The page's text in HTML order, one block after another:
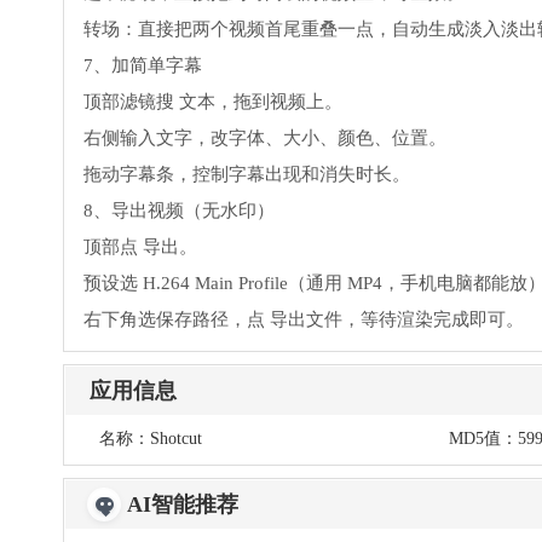
转场：直接把两个视频首尾重叠一点，自动生成淡入淡出
7、加简单字幕
顶部滤镜搜 文本，拖到视频上。
右侧输入文字，改字体、大小、颜色、位置。
拖动字幕条，控制字幕出现和消失时长。
8、导出视频（无水印）
顶部点 导出。
预设选 H.264 Main Profile（通用 MP4，手机电脑都能放）
右下角选保存路径，点 导出文件，等待渲染完成即可。
应用信息
名称： Shotcut MD5值：
AI智能推荐